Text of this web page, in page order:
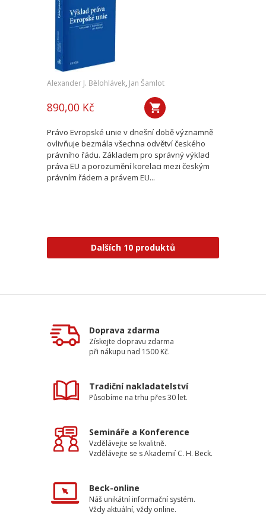
Alexander J. Bělohlávek, Jan Šamlot
890,00 Kč
Právo Evropské unie v dnešní době významně
ovlivňuje bezmála všechna odvětví českého
právního řádu. Základem pro správný výklad
práva EU a porozumění korelaci mezi českým
právním řádem a právem EU...
Dalších 10 produktů
Doprava zdarma
Získejte dopravu zdarma
při nákupu nad 1500 Kč.
Tradiční nakladatelství
Působíme na trhu přes 30 let.
Semináře a Konference
Vzdělávejte se kvalitně.
Vzdělávejte se s Akademií C. H. Beck.
Beck-online
Náš unikátní informační systém.
Vždy aktuální, vždy online.